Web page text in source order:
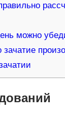
можно
зачатие